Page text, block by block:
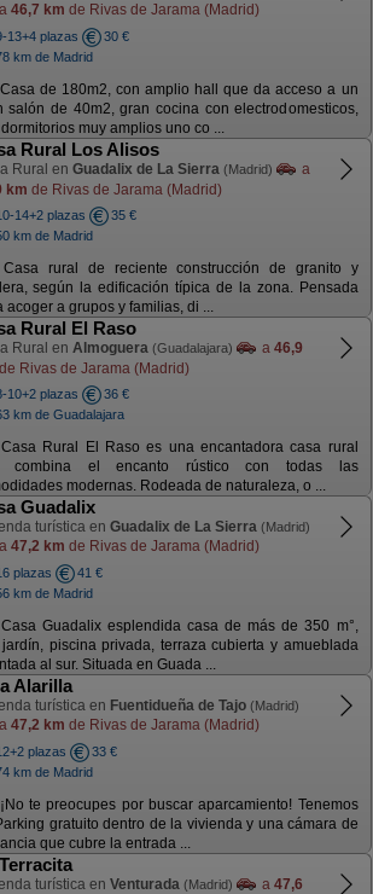
a 46,7 km de Rivas de Jarama (Madrid)
13+4 plazas
30 €
km de Madrid
Casa de 180m2, con amplio hall que da acceso a un
salón de 40m2, gran cocina con electrodomesticos,
muy amplios uno co ...
Rural Los Alisos
Rural en Guadalix de La Sierra (Madrid)
a
km de Rivas de Jarama (Madrid)
14+2 plazas
35 €
km de Madrid
Casa rural de reciente construcción de granito y
según la edificación típica de la zona. Pensada
acoger a grupos y familias, di ...
Rural El Raso
Rural en Almoguera (Guadalajara) a 46,9
de Rivas de Jarama (Madrid)
10+2 plazas
36 €
km de Guadalajara
Casa Rural El Raso es una encantadora casa rural
combina el encanto rústico con todas las
modernas. Rodeada de naturaleza, o ...
Guadalix
turística en Guadalix de La Sierra (Madrid)
a 47,2 km de Rivas de Jarama (Madrid)
plazas
41 €
km de Madrid
Casa Guadalix esplendida casa de más de 350 m°,
piscina privada, terraza cubierta y amueblada
al sur. Situada en Guada ...
Alarilla
turística en Fuentidueña de Tajo (Madrid)
a 47,2 km de Rivas de Jarama (Madrid)
plazas
33 €
km de Madrid
¡No te preocupes por buscar aparcamiento! Tenemos
gratuito dentro de la vivienda y una cámara de
que cubre la entrada ...
turística en Venturada (Madrid) a 47,6